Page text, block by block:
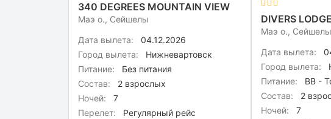
340 DEGREES MOUNTAIN VIEW
Маэ о., Сейшелы
Дата вылета:
04.12.2026
Город вылета:
Нижневартовск
Питание:
Без питания
Состав:
2 взрослых
Ночей:
7
Перелет:
Регулярный рейс
DIVERS
Маэ о., Сейшелы
Дата вылета:
Город вылета:
Питание:
BB -
Состав:
2
Ночей:
7